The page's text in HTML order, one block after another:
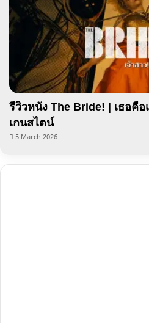
รีวิวหนัง The Bride! | เธอคื
เกนสไตน์
5 March 2026